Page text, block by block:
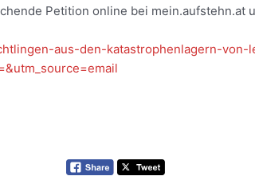
Petition online bei mein.aufstehn.at
aus-den-katastrophenlagern-von-